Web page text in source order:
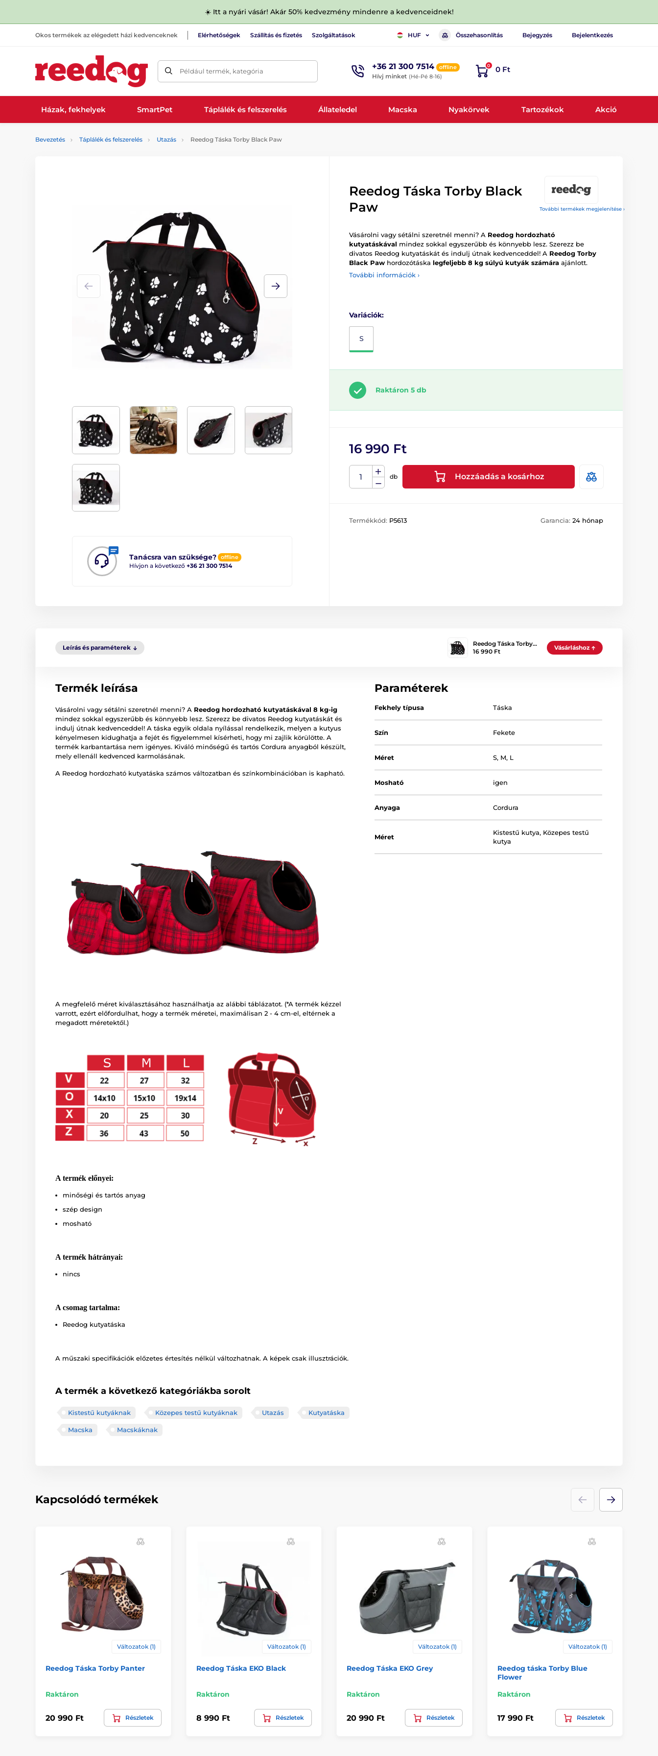
☀️ Itt a nyári vásár! Akár 50% kedvezmény mindenre a kedvenceidnek!
Okos termékek az elégedett házi kedvenceknek Elérhetőségek Szállítás és fizetés Szolgáltatások HUF Összehasonlítás Bejegyzés Bejelentkezés
Például termék, kategória +36 21 300 7514 offline
Hívj minket (Hé-Pé 8-16)
0 0 Ft
Házak, fekhelyek SmartPet Táplálék és felszerelés Állateledel Macska Nyakörvek Tartozékok Akció
Bevezetés Táplálék és felszerelés Utazás Reedog Táska Torby Black Paw
További termékek megjelenítése ›
Tanácsra van szüksége? offline
Hívjon a következő +36 21 300 7514
Reedog Táska Torby Black
Paw
Vásárolni vagy sétálni szeretnél menni? A Reedog hordozható
kutyatáskával mindez sokkal egyszerűbb és könnyebb lesz. Szerezz be
divatos Reedog kutyatáskát és indulj útnak kedvenceddel! A Reedog Torby
Black Paw hordozótáska legfeljebb 8 kg súlyú kutyák számára ajánlott.
További információk ›
Variációk:
S
Raktáron 5 db
16 990 Ft
db Hozzáadás a kosárhoz
Termékkód: P5613 Garancia: 24 hónap
Leírás és paraméterek
Reedog Táska Torby…
16 990 Ft
Vásárláshoz
Termék leírása
Vásárolni vagy sétálni szeretnél menni? A Reedog hordozható kutyatáskával 8 kg-ig
mindez sokkal egyszerűbb és könnyebb lesz. Szerezz be divatos Reedog kutyatáskát és
indulj útnak kedvenceddel! A táska egyik oldala nyílással rendelkezik, melyen a kutyus
kényelmesen kidughatja a fejét és figyelemmel kísérheti, hogy mi zajlik körülötte. A
termék karbantartása nem igényes. Kiváló minőségű és tartós Cordura anyagból készült,
mely ellenáll kedvenced karmolásának.
A Reedog hordozható kutyatáska számos változatban és színkombinációban is kapható.
A megfelelő méret kiválasztásához használhatja az alábbi táblázatot. (*A termék kézzel
varrott, ezért előfordulhat, hogy a termék méretei, maximálisan 2 - 4 cm-el, eltérnek a
megadott méretektől.)
A termék előnyei:
minőségi és tartós anyag
szép design
mosható
A termék hátrányai:
nincs
A csomag tartalma:
Reedog kutyatáska
A műszaki specifikációk előzetes értesítés nélkül változhatnak. A képek csak illusztrációk.
A termék a következő kategóriákba sorolt
Kistestű kutyáknak Közepes testű kutyáknak Utazás Kutyatáska
Macska Macskáknak
Paraméterek
Fekhely típusa Táska
Szín Fekete
Méret S, M, L
Mosható igen
Anyaga Cordura
Méret
Kistestű kutya, Közepes testű
kutya
Kapcsolódó termékek
Változatok (1)
Reedog Táska Torby Panter
Raktáron
20 990 Ft Részletek
Változatok (1)
Reedog Táska EKO Black
Raktáron
8 990 Ft Részletek
Változatok (1)
Reedog Táska EKO Grey
Raktáron
20 990 Ft Részletek
Változatok (1)
Reedog táska Torby Blue
Flower
Raktáron
17 990 Ft Részletek